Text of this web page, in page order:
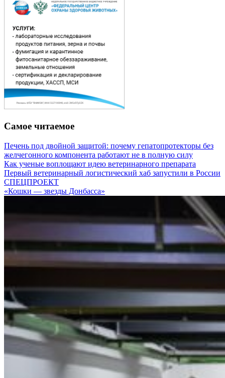
Самое читаемое
Печень под двойной защитой: почему гепатопротекторы без
желчегонного компонента работают не в полную силу
Как ученые воплощают идею ветеринарного препарата
Первый ветеринарный логистический хаб запустили в России
СПЕЦПРОЕКТ
«Кошки — звезды Донбасса»